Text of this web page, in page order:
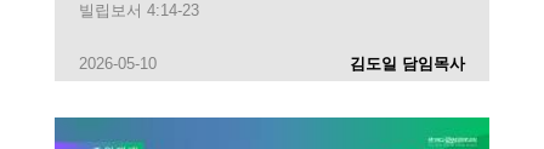
빌립보서 4:14-23
2026-05-10 김도일 담임목사